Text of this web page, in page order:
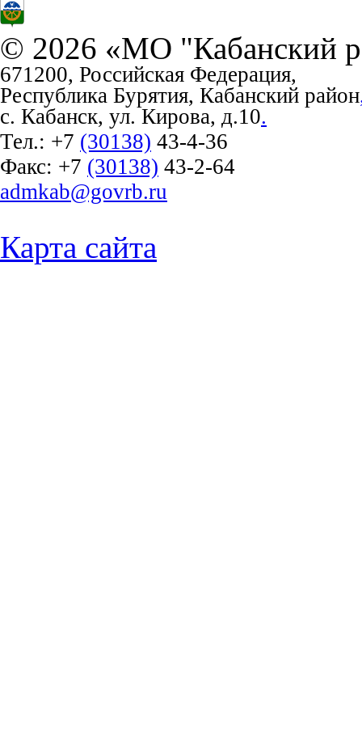
© 2026 «МО "Кабанский
671200, Российская Федерация,
Республика Бурятия, Кабанский район
с. Кабанск, ул. Кирова, д.10.
Тел.: +7 (30138) 43-4-36
Факс: +7 (30138) 43-2-64
admkab@govrb.ru
Карта сайта